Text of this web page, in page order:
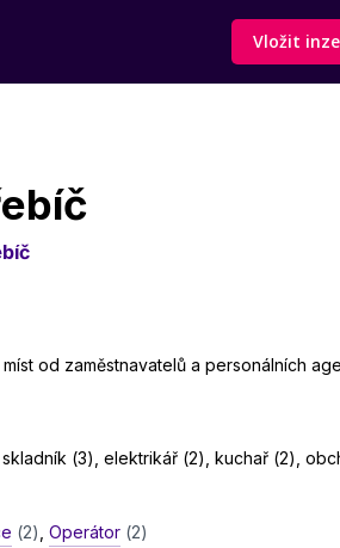
Vložit
od zaměstnavatelů a personálních
(3), elektrikář (2), kuchař (2),
(2) ,Operátor (2)